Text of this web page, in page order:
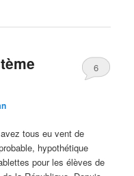
6
tous eu vent de
hypothétique
pour les élèves de